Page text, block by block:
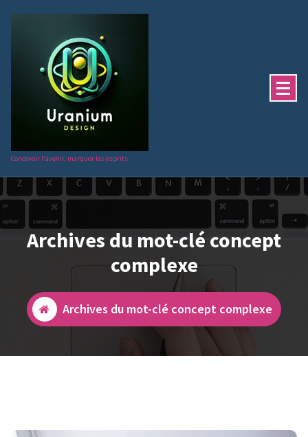
Concevoir l'avenir, marquer les esprits.
Archives du mot-clé concept
complexe
Archives du mot-clé concept complexe